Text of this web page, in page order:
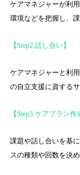
ケアマネジャーが利
環境などを把握し、
【Step2.話し合い】
ケアマネジャーと利
の自立支援に資する
【Step3.ケアプラン作
課題や話し合いを基
スの種類や回数を決